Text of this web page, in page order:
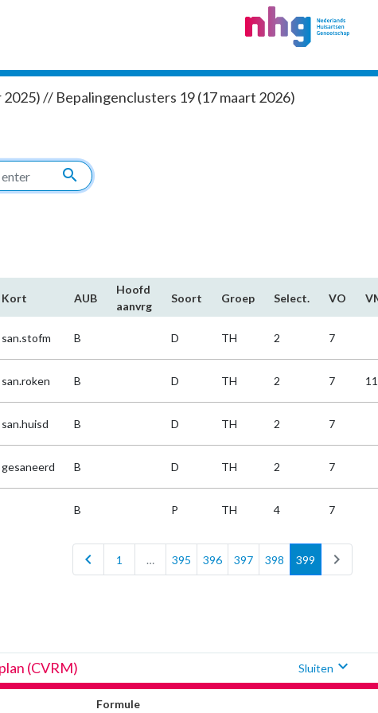
// Bepalingenclusters 19 (17 maart 2026)
search
Kort AUB
Hoofd​
aanvrg
Soort Groep Select. VO
san.stofm B D TH 2 7
san.roken B D TH 2 7 11
san.huisd B D TH 2 7
gesaneerd B D TH 2 7
B P TH 4 7
chevron_left 1 … 395 396 397 398 399 chevron_right
(CVRM) Sluiten expand_more
Formule